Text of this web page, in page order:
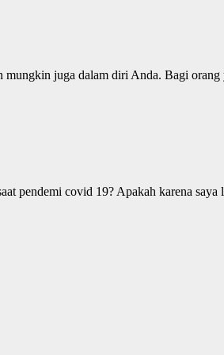
mungkin juga dalam diri Anda. Bagi
pendemi covid 19? Apakah karena